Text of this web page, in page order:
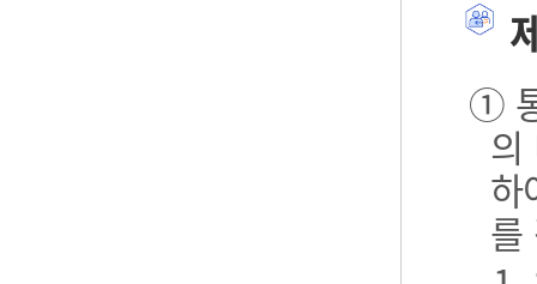
①
의
하
를